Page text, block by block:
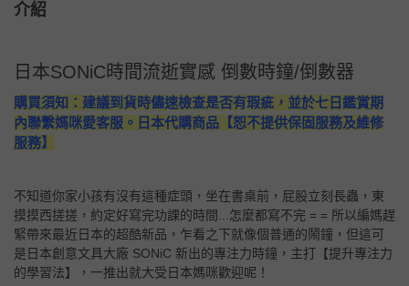
介紹
日本SONiC時間流逝實感 倒數時鐘/倒數器
購買須知：建議到貨時儘速檢查是否有瑕疵，並於七日鑑賞期
內聯繫媽咪愛客服。日本代購商品【恕不提供保固服務及維修
服務】
不知道你家小孩有沒有這種症頭，坐在書桌前，屁股立刻長蟲，東
摸摸西搓搓，約定好寫完功課的時間...怎麼都寫不完 = = 所以編媽趕
緊帶來最近日本的超酷新品，乍看之下就像個普通的鬧鐘，但這可
是日本創意文具大廠 SONiC 新出的專注力時鐘，主打【提升專注力
的學習法】，一推出就大受日本媽咪歡迎呢！